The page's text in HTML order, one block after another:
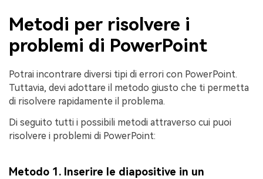
Metodi per risolvere i
problemi di PowerPoint
Potrai incontrare diversi tipi di errori con PowerPoint.
Tuttavia, devi adottare il metodo giusto che ti permetta
di risolvere rapidamente il problema.
Di seguito tutti i possibili metodi attraverso cui puoi
risolvere i problemi di PowerPoint:
Metodo 1. Inserire le diapositive in un